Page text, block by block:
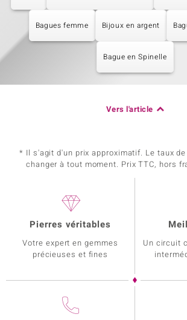
Bagues femme Bijoux en argent
Bague en Spinelle
Vers l'article
* Il s'agit d'un prix approximatif. Le taux
changer à tout moment. Prix TTC, hors
Pierres véritables
Votre expert en gemmes
précieuses et fines
Un circuit